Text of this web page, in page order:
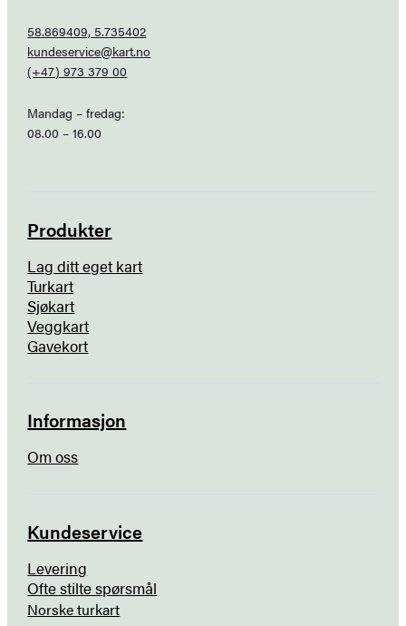
58.869409, 5.735402
kundeservice@kart.no
(+47) 973 379 00
Mandag – fredag:
08.00 – 16.00
Produkter
Lag ditt eget kart
Turkart
Sjøkart
Veggkart
Gavekort
Informasjon
Om oss
Kundeservice
Levering
Ofte stilte spørsmål
Norske turkart